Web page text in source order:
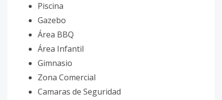
Piscina
Gazebo
Área BBQ
Área Infantil
Gimnasio
Zona Comercial
Camaras de Seguridad